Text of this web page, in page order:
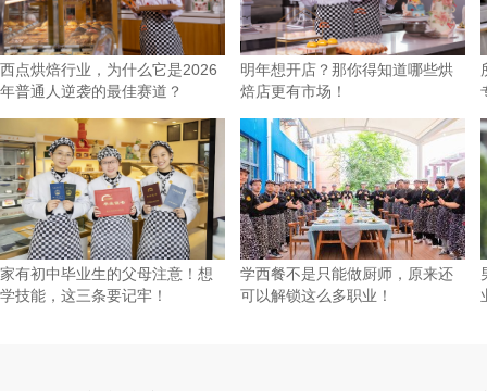
西点烘焙行业，为什么它是2026
年普通人逆袭的最佳赛道？
明年想开店？那你得知道哪些烘
焙店更有市场！
家有初中毕业生的父母注意！想
学技能，这三条要记牢！
学西餐不是只能做厨师，原来还
可以解锁这么多职业！